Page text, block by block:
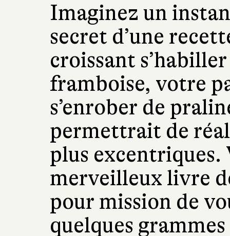
Imaginez un
secret d’une
croissant
framboise, votre
s’enrober de
permettrait de
plus excentriques.
merveilleux livre
pour mission de
quelques